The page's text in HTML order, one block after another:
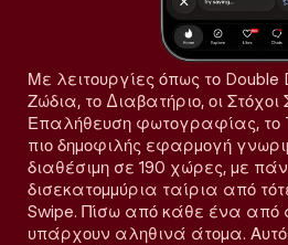
Με λειτουργίες όπως το Double
Ζώδια, το Διαβατήριο, οι
Επαλήθευση φωτογραφίας, το
πιο δημοφιλής εφαρμογή
διαθέσιμη σε 190 χώρες, με
δισεκατομμύρια ταίρια από
Swipe. Πίσω από κάθε ένα από
υπάρχουν αληθινά άτομα.